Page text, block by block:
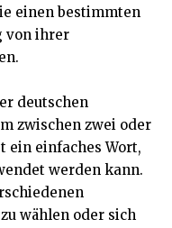
einen bestimmten
von ihrer
deutschen
zwischen zwei oder
ein einfaches Wort,
werden kann.
wählen oder sich